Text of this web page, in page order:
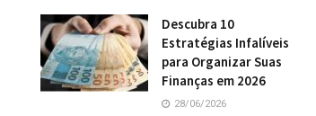
Descubra 10
Estratégias Infalíveis
para Organizar Suas
Finanças em 2026
28/06/2026